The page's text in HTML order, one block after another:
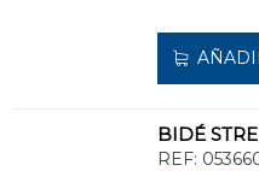
BIDÉ
REF: